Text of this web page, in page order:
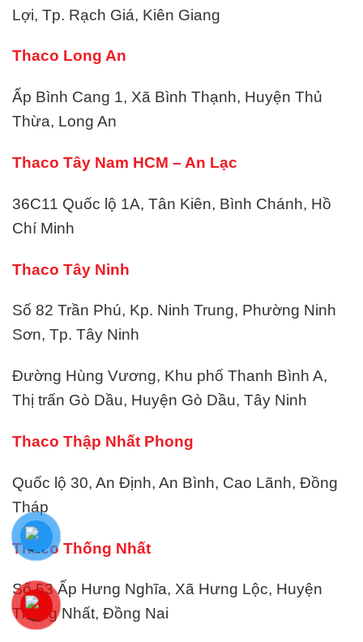
Lợi, Tp. Rạch Giá, Kiên Giang
Thaco Long An
Ấp Bình Cang 1, Xã Bình Thạnh, Huyện Thủ
Thừa, Long An
Thaco Tây Nam HCM – An Lạc
36C11 Quốc lộ 1A, Tân Kiên, Bình Chánh, Hồ
Chí Minh
Thaco Tây Ninh
Số 82 Trần Phú, Kp. Ninh Trung, Phường Ninh
Sơn, Tp. Tây Ninh
Đường Hùng Vương, Khu phố Thanh Bình A,
Thị trấn Gò Dầu, Huyện Gò Dầu, Tây Ninh
Thaco Thập Nhất Phong
Quốc lộ 30, An Định, An Bình, Cao Lãnh, Đồng
Tháp
Thaco Thống Nhất
Số 53 Ấp Hưng Nghĩa, Xã Hưng Lộc, Huyện
Thống Nhất, Đồng Nai